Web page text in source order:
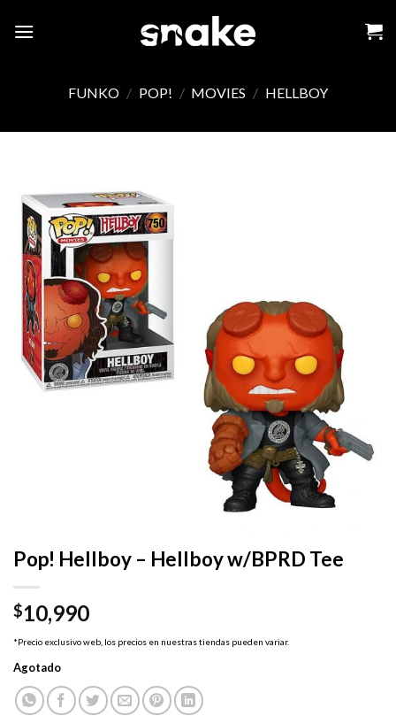
FUNKO / POP! / MOVIES / HELLBOY
Pop! Hellboy – Hellboy w/BPRD Tee
$10,990
*Precio exclusivo web, los precios en nuestras tiendas pueden variar.
Agotado